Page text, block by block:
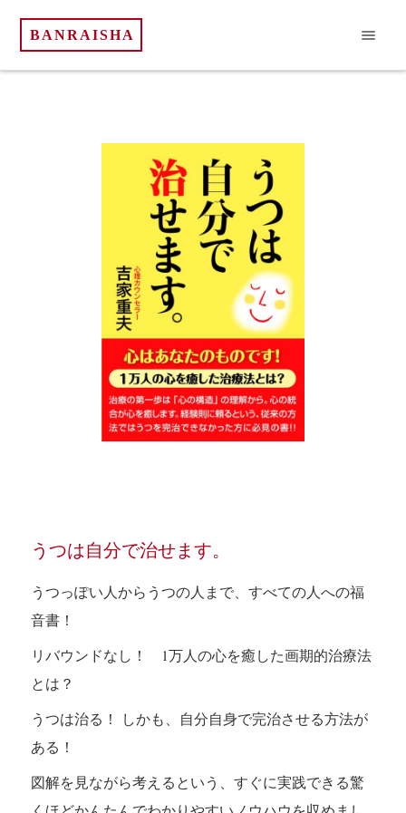
BANRAISHA
うつは自分で治せます。
うつっぽい人からうつの人まで、すべての人への福
音書！
リバウンドなし！
1万人の心を癒した画期的治療法
とは？
うつは治る！
しかも、自分自身で完治させる方法が
ある！
図解を見ながら考えるという、すぐに実践できる驚